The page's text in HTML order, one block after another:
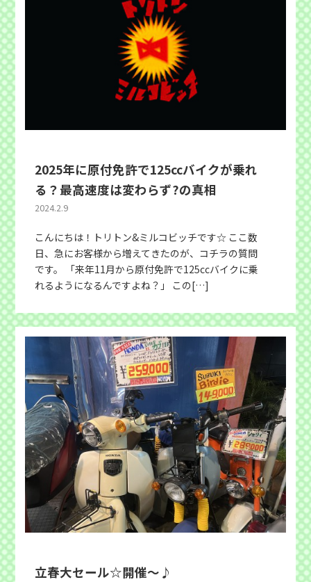
2025年に原付免許で125ccバイクが乗れ
る？最高速度は変わらず?の真相
2024.2.9
こんにちは！トリトン&ミルコビッチです☆ ここ数
日、急にお客様から増えてきたのが、コチラの質問
です。 「来年11月から原付免許で125ccバイクに乗
れるようになるんですよね？」 この[…]
立春大セール☆開催〜♪